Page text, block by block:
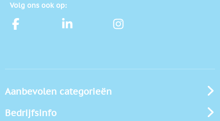
Volg ons ook op:
Aanbevolen categorieën
Bedrijfsinfo